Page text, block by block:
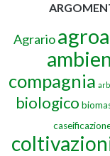
Agrario
compagnia
biologico